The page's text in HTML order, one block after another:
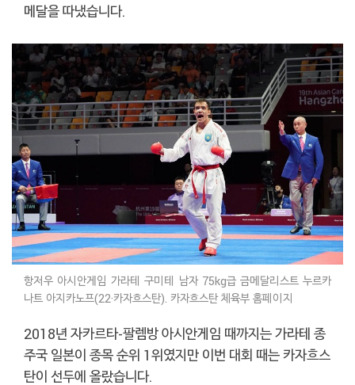
메달을 따냈습니다.
항저우 아시안게임 가라테 구미테 남자 75kg급 금메달리스트 누르카
나트 아지카노프(22·카자흐스탄). 카자흐스탄 체육부 홈페이지
2018년 자카르타-팔렘방 아시안게임 때까지는 가라테 종
주국 일본이 종목 순위 1위였지만 이번 대회 때는 카자흐스
탄이 선두에 올랐습니다.